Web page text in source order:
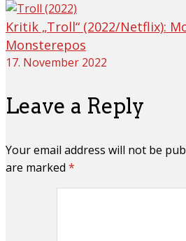
Kritik „Troll“ (2022/Netflix):
Monsterepos
17. November 2022
Leave a Reply
Your email address will not be
are marked *